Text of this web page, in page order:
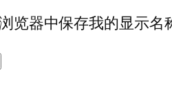
览器中保存我的显示名